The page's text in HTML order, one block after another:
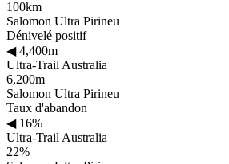
100km
Salomon Ultra Pirineu
Dénivelé positif
◀4,400m
Ultra-Trail Australia
6,200m
Salomon Ultra Pirineu
Taux d'abandon
◀16%
Ultra-Trail Australia
22%